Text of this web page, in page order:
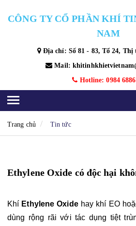
CÔNG TY CỔ PHẦN KHÍ
NAM
Địa chỉ: Số 81 - 83, Tổ 24, Thị
Mail:
Hotline: 0984
Trang chủ Tin tức
Ethylene Oxide có độc hại
Khí Ethylene Oxide hay khí EO
dùng rộng rãi với tác dụng tiệt